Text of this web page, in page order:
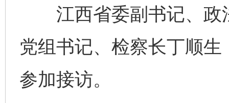
江西省委副书记、政
党组书记、检察长丁顺
参加接访。